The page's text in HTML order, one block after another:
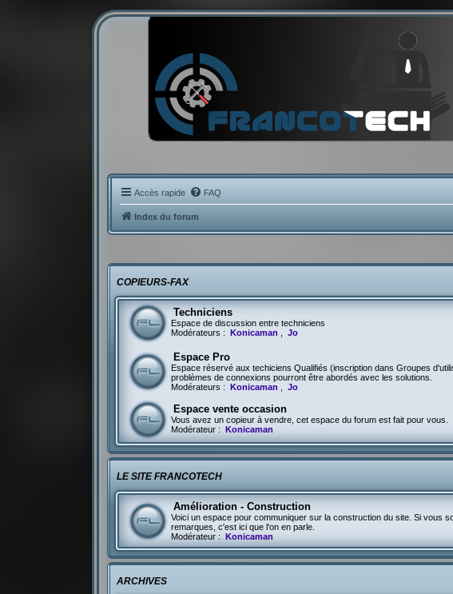
Accès rapide FAQ
Index du forum
COPIEURS-FAX
Techniciens
Espace de discussion entre techniciens
Modérateurs :
Konicaman Jo
Espace Pro
Espace réservé aux techiciens Qualifiés (inscription dans Groupes
problèmes de connexions pourront être abordés avec les solutions.
Modérateurs :
Konicaman Jo
Espace vente occasion
Vous avez un copieur à vendre, cet espace du forum est fait pour vous.
Modérateur :
Konicaman
LE SITE FRANCOTECH
Amélioration - Construction
Voici un espace pour communiquer sur la construction du site. Si vous
remarques, c'est ici que l'on en parle.
Modérateur :
Konicaman
ARCHIVES